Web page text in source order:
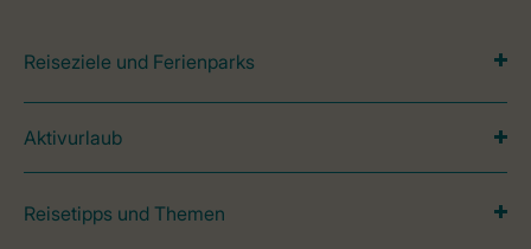
Reiseziele und Ferienparks
Aktivurlaub
Reisetipps und Themen